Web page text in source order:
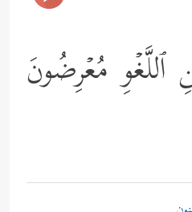
مُعۡرِضُونَ